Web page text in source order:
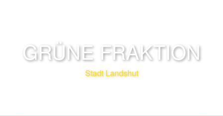
GRÜNE FRAKTION
Stadt Landshut